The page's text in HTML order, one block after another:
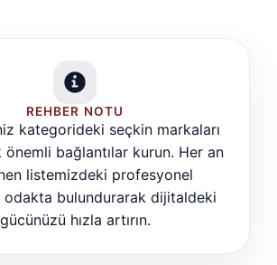
REHBER NOTU
kategorideki seçkin markaları
önemli bağlantılar kurun. Her an
listemizdeki profesyonel
bulundurarak dijitaldeki
gücünüzü hızla artırın.